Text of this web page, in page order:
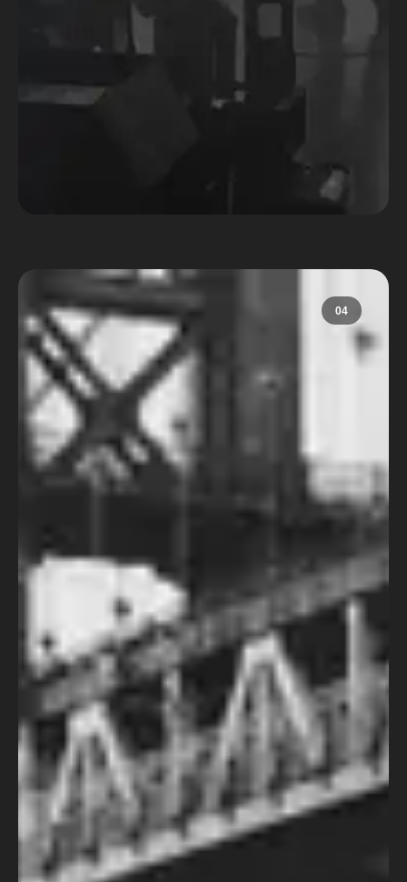
Concurso de Roteiro 2025
Cursos
Aprender a contar histórias é uma
arte, e na Roteiros e Narrativas
estamos aqui para ajudar você a
dominá-la. Oferecemos cursos
quem deseja aprimorar suas
habilidades em roteiros, narrativa e
outros aspectos do universo
audiovisual.
5 meses atrás
04